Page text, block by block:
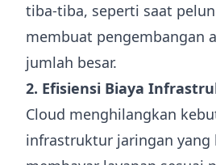
tiba-tiba, seperti saat
membuat pengembangan
jumlah besar.
2. Efisiensi Biaya
Cloud menghilangkan
infrastruktur jaringan yang